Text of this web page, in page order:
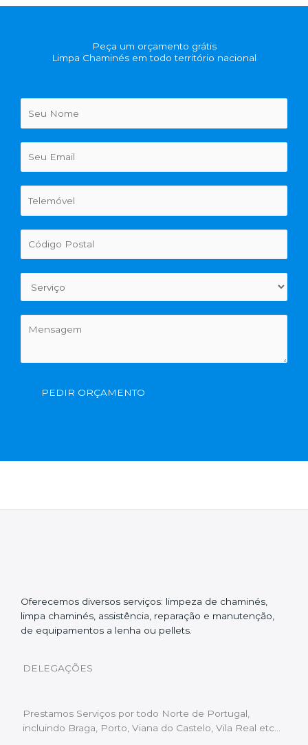
Peça um orçamento grátis
Limpa Chaminés em todo território nacional
PEDIR ORÇAMENTO
Oferecemos diversos serviços: limpeza de chaminés,
limpa chaminés, assistência, reparação e manutenção,
de equipamentos a lenha ou pellets.
DELEGAÇÕES
Prestamos Serviços por todo Norte de Portugal,
incluindo Braga, Porto, Viana do Castelo, Vila Real etc…